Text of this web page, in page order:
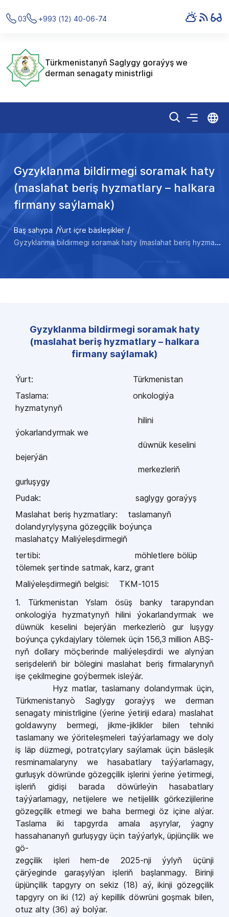
03 +993 (12) 40-06-74
Türkmenistanyň Saglygy goraýyş we
derman senagaty ministrligi
Gyzyklanma bildirmegi soramak haty
(maslahat beriş hyzmatlary – halkara
firmany saýlamak)
Baş sahypa
Ýurt içre bäsleşikler
Gyzyklanma bildirmegi soramak haty (maslahat beriş hyzmatlary – halkara firmany saýlamak)
Gyzyklanma bildirmegi soramak haty
(maslahat beriş hyzmatlary – halkara
firmany saýlamak)
Ýurt:
Türkmenistan
Taslama:
onkologiýa
hyzmatynyň
hilini
ýokarlandyrmak we
düwnük keselini
bejerýän
merkezleriň
gurluşygy
Pudak:
saglygy goraýyş
Maslahat beriş hyzmatlary: taslamanyň
dolandyrylyşyna gözegçilik boýunça
maslahatçy Maliýeleşdirmegiň
tertibi:
möhletlere bölüp
tölemek şertinde satmak, karz, grant
Maliýeleşdirmegiň belgisi:
TKM-1015
1. Türkmenistan Yslam ösüş banky tarapyndan
onkologiýa hyzmatynyň hilini ýokarlandyrmak we
düwnük keselini bejerýän merkezleriò gur luşygy
boýunça çykdajylary tölemek üçin 156,3 million ABŞ-
nyň dollary möçberinde maliýeleşdirdi we alynýan
serişdeleriň bir bölegini maslahat beriş firmalarynyň
işe çekilmegine goýbermek isleýär.
Hyz matlar, taslamany dolandyrmak üçin,
Türkmenistanyò Saglygy goraýyş we derman
senagaty ministrligine (ýerine ýetiriji edara) maslahat
goldawyny bermegi, jikme-jiklikler bilen tehniki
taslamany we ýöriteleşmeleri taýýarlamagy we doly
iş läp düzmegi, potratçylary saýlamak üçin bäsleşik
resminamalaryny we hasabatlary taýýarlamagy,
gurluşyk döwründe gözegçilik işlerini ýerine ýetirmegi,
işleriň gidişi barada döwürleýin hasabatlary
taýýarlamagy, netijelere we netijelilik görkezijilerine
gözegçilik etmegi we baha bermegi öz içine alýar.
Taslama iki tapgyrda amala aşyrylar, ýagny
hassahananyň gurluşygy üçin taýýarlyk, üpjünçilik we
gö-
zegçilik işleri hem-de 2025-nji ýylyň üçünji
çärýeginde garaşylýan işleriň başlanmagy. Birinji
üpjünçilik tapgyry on sekiz (18) aý, ikinji gözegçilik
tapgyry on iki (12) aý kepillik döwrüni goşmak bilen,
otuz alty (36) aý bolýar.